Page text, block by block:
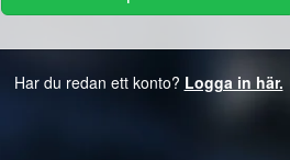
Har du redan ett konto? Logga in här.